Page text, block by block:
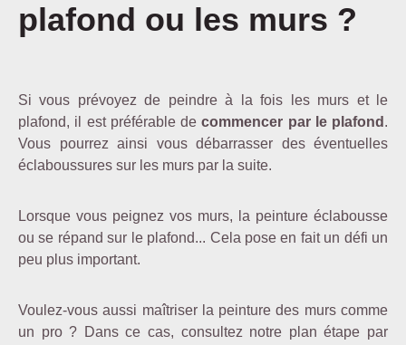
plafond ou les murs ?
Si vous prévoyez de peindre à la fois les murs et le
plafond, il est préférable decommencer par le plafond .
Vous pourrez ainsi vous débarrasser des éventuelles
éclaboussures sur les murs par la suite.
Lorsque vous peignez vos murs, la peinture éclabousse
ou se répand sur le plafond... Cela pose en fait un défi un
peu plus important.
Voulez-vous aussi maîtriser la peinture des murs comme
un pro ? Dans ce cas, consultez notre plan étape par